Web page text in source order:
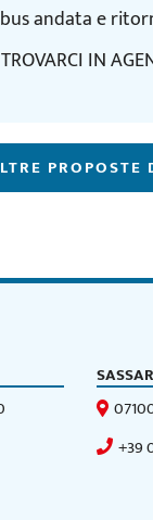
andata e
IN
PROPOSTE
+39